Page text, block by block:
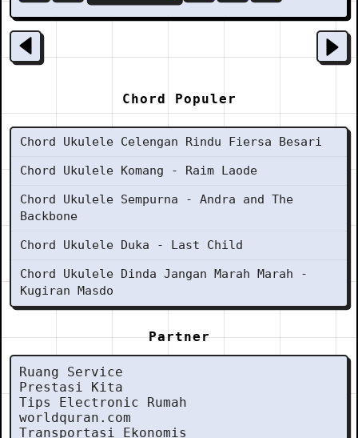
Chord Populer
Chord Ukulele Celengan Rindu Fiersa Besari
Chord Ukulele Komang - Raim Laode
Chord Ukulele Sempurna - Andra and The
Backbone
Chord Ukulele Duka - Last Child
Chord Ukulele Dinda Jangan Marah Marah -
Kugiran Masdo
Partner
Ruang Service
Prestasi Kita
Tips Electronic Rumah
worldquran.com
Transportasi Ekonomis